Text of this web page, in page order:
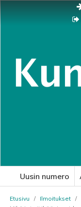
Uusin numero
Etusivu / Ilmoitukset /